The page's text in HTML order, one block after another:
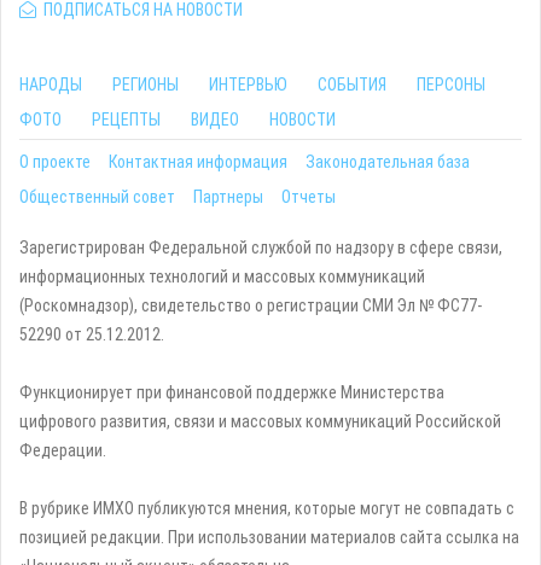
ПОДПИСАТЬСЯ НА НОВОСТИ
НАРОДЫ РЕГИОНЫ ИНТЕРВЬЮ СОБЫТИЯ
ПЕРСОНЫ
ФОТО
РЕЦЕПТЫ ВИДЕО НОВОСТИ
О проекте Контактная информация
Законодательная база
Общественный совет
Партнеры Отчеты
Зарегистрирован Федеральной службой по надзору в сфере связи,
информационных технологий и массовых коммуникаций
(Роскомнадзор), свидетельство о регистрации СМИ Эл № ФС77-
52290 от 25.12.2012.
Функционирует при финансовой поддержке Министерства
цифрового развития, связи и массовых коммуникаций Российской
Федерации.
В рубрике ИМХО публикуются мнения, которые могут не совпадать с
позицией редакции. При использовании материалов сайта ссылка на